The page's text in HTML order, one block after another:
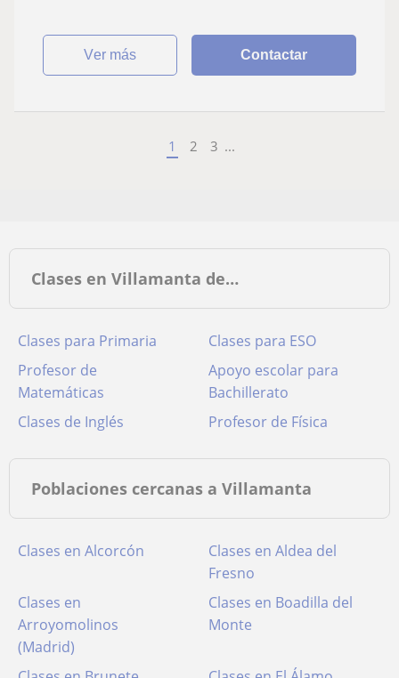
ver más Contactar
1 2 3 ...
Clases en Villamanta de…
Clases para Primaria
Clases para ESO
Profesor de
Matemáticas
Apoyo escolar para
Bachillerato
Clases de Inglés
Profesor de Física
Poblaciones cercanas a Villamanta
Clases en Alcorcón
Clases en Aldea del
Fresno
Clases en
Arroyomolinos
(Madrid)
Clases en Boadilla del
Monte